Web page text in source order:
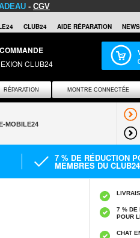
- CGV
CLUB24 AIDE RÉPARATION
CLUB24
RÉPARATION MONTRE CONNECTÉE
7 % DE RÉDUCTION
MEMBRES DU CLUB24
7 % DE
POUR
CHAT